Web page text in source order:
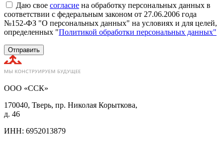
Даю свое согласие на обработку персональных данных в
соответствии с федеральным законом от 27.06.2006 года
№152-ФЗ "О персональных данных" на условиях и для целей,
определенных "Политикой обработки персональных данных"
Отправить
ООО «ССК»
170040, Тверь, пр. Николая Корыткова,
д. 46
ИНН: 6952013879